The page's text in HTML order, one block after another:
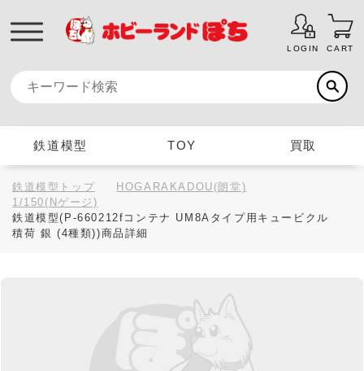
LOGIN CART
鉄道模型 TOY 買取
鉄道模型トップ
HOGARAKADOU(朗堂)
1/150(Nゲージ)
鉄道模型(P-660212fコンテナ UM8Aタイプ用キュービクル
積荷 銀 (4種類))商品詳細